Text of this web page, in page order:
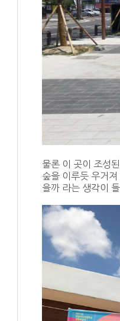
물론 이 곳이 조성
숲을 이루듯 우거
을까 라는 생각이